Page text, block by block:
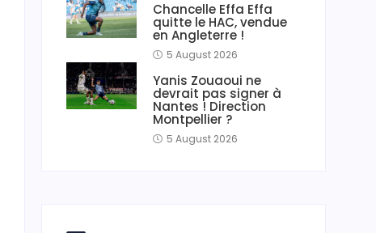
Chancelle Effa Effa
quitte le HAC, vendue
en Angleterre !
5 August 2026
Yanis Zouaoui ne
devrait pas signer à
Nantes ! Direction
Montpellier ?
5 August 2026